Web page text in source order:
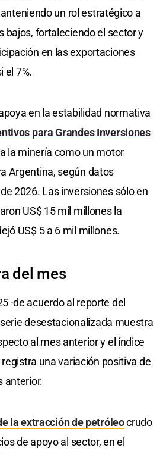
un rol estratégico a
bajos, fortaleciendo el sector y
en las exportaciones
el 7%.
en la estabilidad normativa
para Grandes Inversiones
la minería como un motor
Argentina, según datos
2026. Las inversiones sólo en
US$ 15 mil millones la
US$ 5 a 6 mil millones.
del mes
-de acuerdo al reporte del
desestacionalizada muestra
al mes anterior y el índice
una variación positiva de
anterior.
la extracción de petróleocrudo
de apoyo al sector, en el